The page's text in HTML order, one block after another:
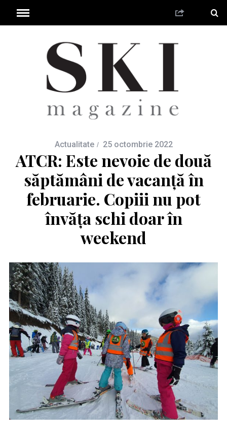
Actualitate 25 octombrie 2022
ATCR: Este nevoie de două
săptămâni de vacanță în
februarie. Copiii nu pot
învăța schi doar în
weekend